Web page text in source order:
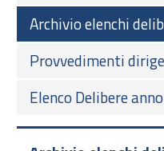
Archivio elenchi
Provvedimenti
Elenco Delibere